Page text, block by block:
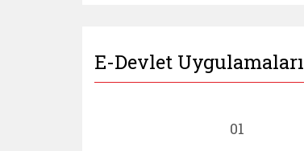
E-Devlet Uygulamaları
01